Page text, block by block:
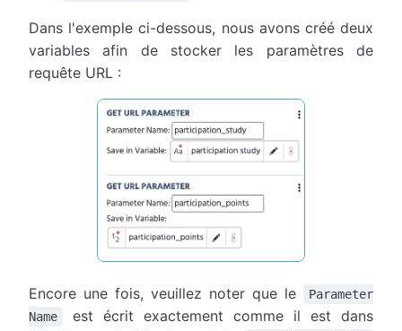
Dans l'exemple ci-dessous, nous avons créé deux
variables afin de stocker les paramètres de
requête URL :
Encore une fois, veuillez noter que le
Parameter
Name
est écrit exactement comme il est dans